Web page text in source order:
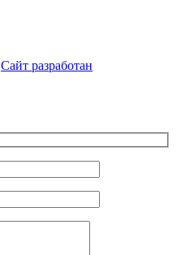
Сайт разработан